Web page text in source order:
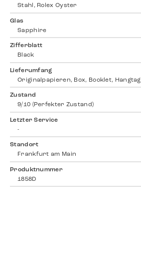
Stahl, Rolex Oyster
Glas
Sapphire
Zifferblatt
Black
Lieferumfang
Originalpapieren, Box, Booklet, Hangtag
Zustand
9/10 (Perfekter Zustand)
Letzter Service
-
Standort
Frankfurt am Main
Produktnummer
1858D